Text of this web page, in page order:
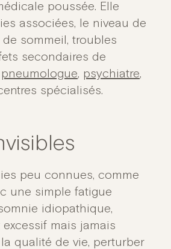
poussée. Elle
associées, le niveau de
sommeil, troubles
secondaires de
pneumologue, psychiatre,
spécialisés.
peu connues, comme
une simple fatigue
idiopathique,
mais jamais
qualité de vie, perturber